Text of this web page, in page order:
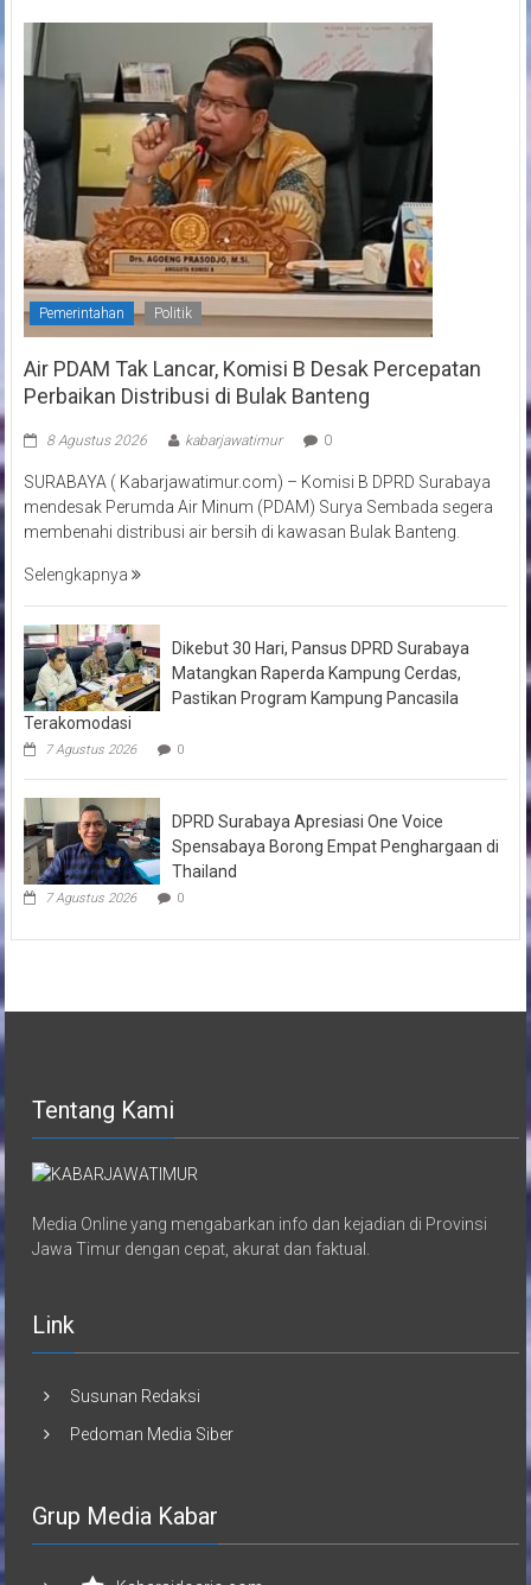
Pemerintahan Politik
Air PDAM Tak Lancar, Komisi B Desak Percepatan
Perbaikan Distribusi di Bulak Banteng
8 Agustus 2026 kabarjawatimur 0
SURABAYA ( Kabarjawatimur.com) – Komisi B DPRD Surabaya
mendesak Perumda Air Minum (PDAM) Surya Sembada segera
membenahi distribusi air bersih di kawasan Bulak Banteng.
Selengkapnya
Dikebut 30 Hari, Pansus DPRD Surabaya
Matangkan Raperda Kampung Cerdas,
Pastikan Program Kampung Pancasila
Terakomodasi
7 Agustus 2026 0
DPRD Surabaya Apresiasi One Voice
Spensabaya Borong Empat Penghargaan di
Thailand
7 Agustus 2026 0
Tentang Kami
Media Online yang mengabarkan info dan kejadian di Provinsi
Jawa Timur dengan cepat, akurat dan faktual.
Link
Susunan Redaksi
Pedoman Media Siber
Grup Media Kabar